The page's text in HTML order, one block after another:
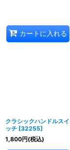
カートに入れる
クラシックハンドルスイ
ッチ [32255]
1,800円(税込)